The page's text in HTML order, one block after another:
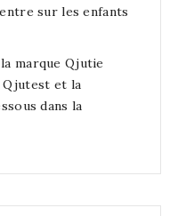
sur les enfants
marque Qjutie
Qjutest et la
dans la